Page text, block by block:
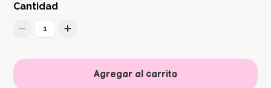
Cantidad
1
Agregar al carrito